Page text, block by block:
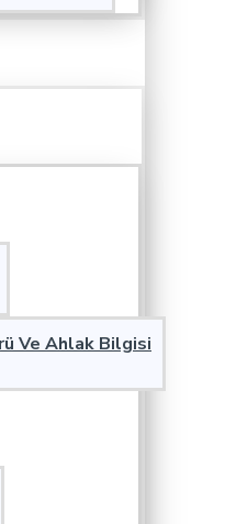
Ve Ahlak Bilgisi